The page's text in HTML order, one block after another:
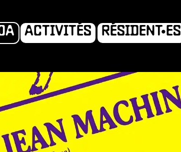
ACTIVITÉS RÉSIDENT•ES